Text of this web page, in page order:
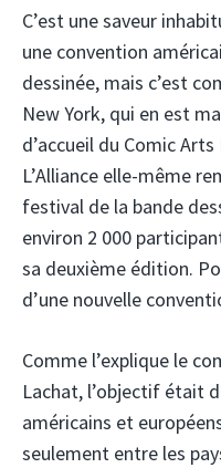
C’est une saveur
une convention
dessinée, mais c’est
New York, qui en est
d’accueil du Comic
L’Alliance elle-même
festival de la bande
environ 2 000
sa deuxième édition.
d’une nouvelle
Comme l’explique le
Lachat, l’objectif était
américains et
seulement entre les